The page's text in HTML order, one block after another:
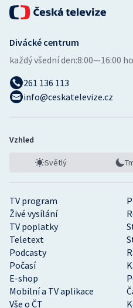
TV program
Živé vysílání
TV poplatky
Teletext
Podcasty
Počasí
E-shop
Mobilní a TV aplikace
Vše o ČT
Divácké centrum
každý všední den:8:00—16:00
261 136 113
info@ceskatelevize.cz
Vzhled
Světlý